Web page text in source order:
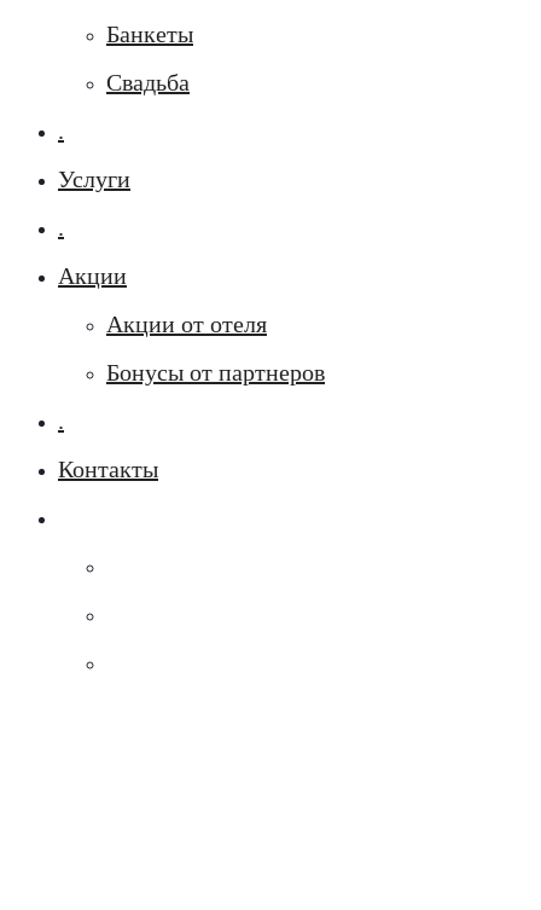
Банкеты
Свадьба
.
Услуги
.
Акции
Акции от отеля
Бонусы от партнеров
.
Контакты